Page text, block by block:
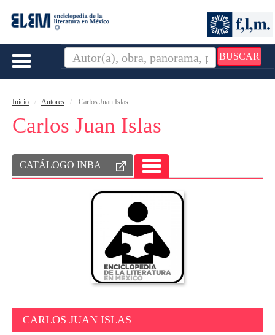
BUSCAR
Toggle
Inicio Autores Carlos Juan Islas
Carlos Juan Islas
CATÁLOGO INBA
TOGGLE
NAVIGATION
CARLOS JUAN ISLAS